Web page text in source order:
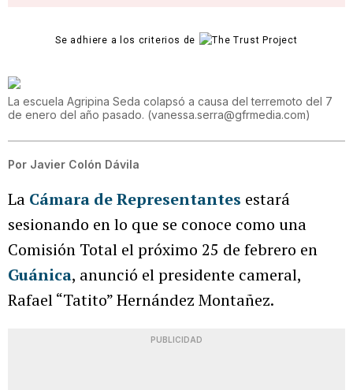
Se adhiere a los criterios de
La escuela Agripina Seda colapsó a causa del terremoto del 7
de enero del año pasado. (vanessa.serra@gfrmedia.com)
Por Javier Colón Dávila
La Cámara de Representantes estará
sesionando en lo que se conoce como una
Comisión Total el próximo 25 de febrero en
Guánica, anunció el presidente cameral,
Rafael “Tatito” Hernández Montañez.
PUBLICIDAD